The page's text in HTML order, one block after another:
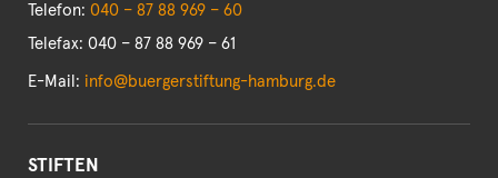
Telefon: 040 – 87 88 969 – 60
Telefax: 040 – 87 88 969 – 61
E-Mail: info@buergerstiftung-hamburg.de
STIFTEN